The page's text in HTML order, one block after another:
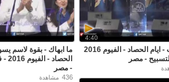
4:40
قد علمت - ايام الحصاد - الفيوم 2016
- مصر
ما ابهاك - بقوة لاسم
- مصر
436 مشاهدة